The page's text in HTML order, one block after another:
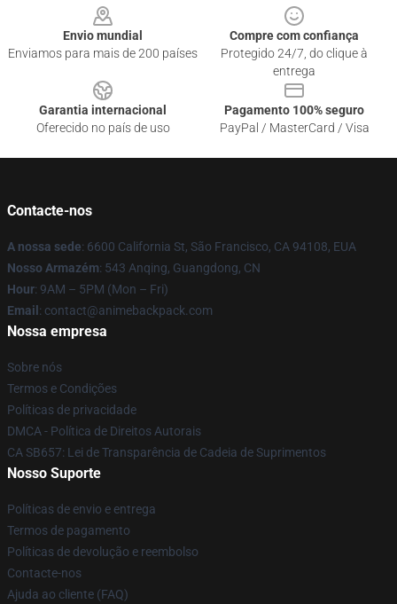
Envio mundial
Enviamos para mais de 200 países
Compre com confiança
Protegido 24/7, do clique à
entrega
Garantia internacional
Oferecido no país de uso
Pagamento 100% seguro
PayPal / MasterCard / Visa
Contacte-nos
A nossa sede: 6600 California St, São Francisco, CA 94108, EUA
Nosso Armazém: 543 Anqing, Guangdong, CN
Hour: 9AM – 5PM (Mon – Fri)
Email : contact@animebackpack.com
Nossa empresa
Sobre nós
Termos e Condições
Políticas de privacidade
DMCA - Política de Direitos Autorais
CA SB657: Lei de Transparência de Cadeia de Suprimentos
Nosso Suporte
Políticas de envio e entrega
Termos de pagamento
Políticas de devolução e reembolso
Contacte-nos
Ajuda ao cliente (FAQ)